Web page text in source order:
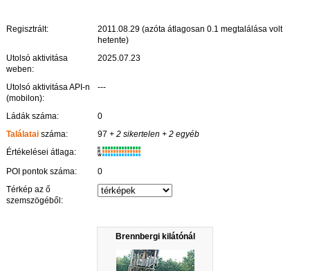
Brennbergi kilátónál
Regisztrált:
2011.08.29 (azóta átlagosan 0.1 megtalálása volt
hetente)
Utolsó aktivitása
weben:
2025.07.23
Utolsó aktivitása API-n
(mobilon):
---
Ládák száma:
0
Találatai száma: 97 + 2 sikertelen + 2 egyéb
Értékelései átlaga:
K
R
W
POI pontok száma:
0
Térkép az ő
szemszögéből: